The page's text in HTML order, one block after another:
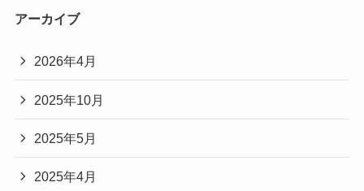
アーカイブ
2026年4月
2025年10月
2025年5月
2025年4月